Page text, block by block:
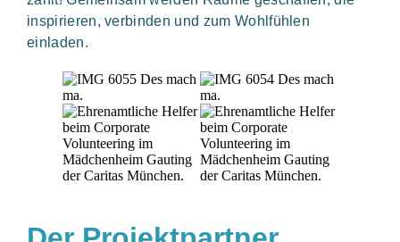
inspirieren, verbinden und zum Wohlfühlen
einladen.